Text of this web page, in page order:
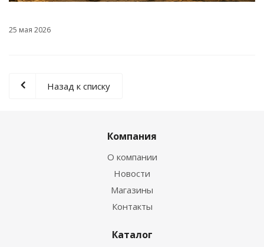
25 мая 2026
Назад к списку
Компания
О компании
Новости
Магазины
Контакты
Каталог